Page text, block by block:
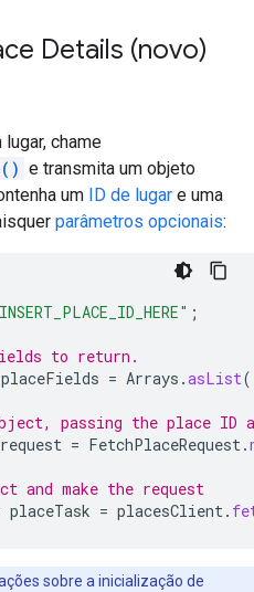
Details (novo)
chame
e transmita um objeto
um ID de lugar e uma
parâmetros opcionais:
;
to return.
placeFields = Arrays .asList(
passing the place
request = FetchPlaceRequest.
and make the request
placeTask = placesClient.
sobre a inicialização de